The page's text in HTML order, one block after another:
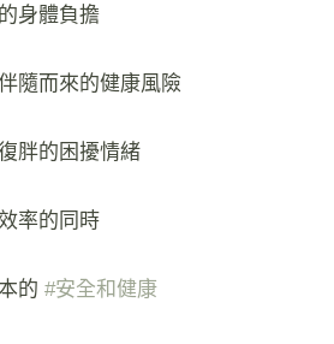
身體負擔
隨而來的健康風險
胖的困擾情緒
率的同時
的 #安全和健康